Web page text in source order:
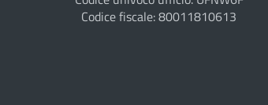
Codice fiscale: 80011810613